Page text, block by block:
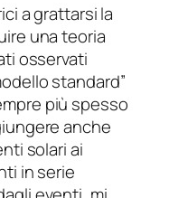
a grattarsi la
una teoria
osservati
standard”
più spesso
anche
solari ai
in serie